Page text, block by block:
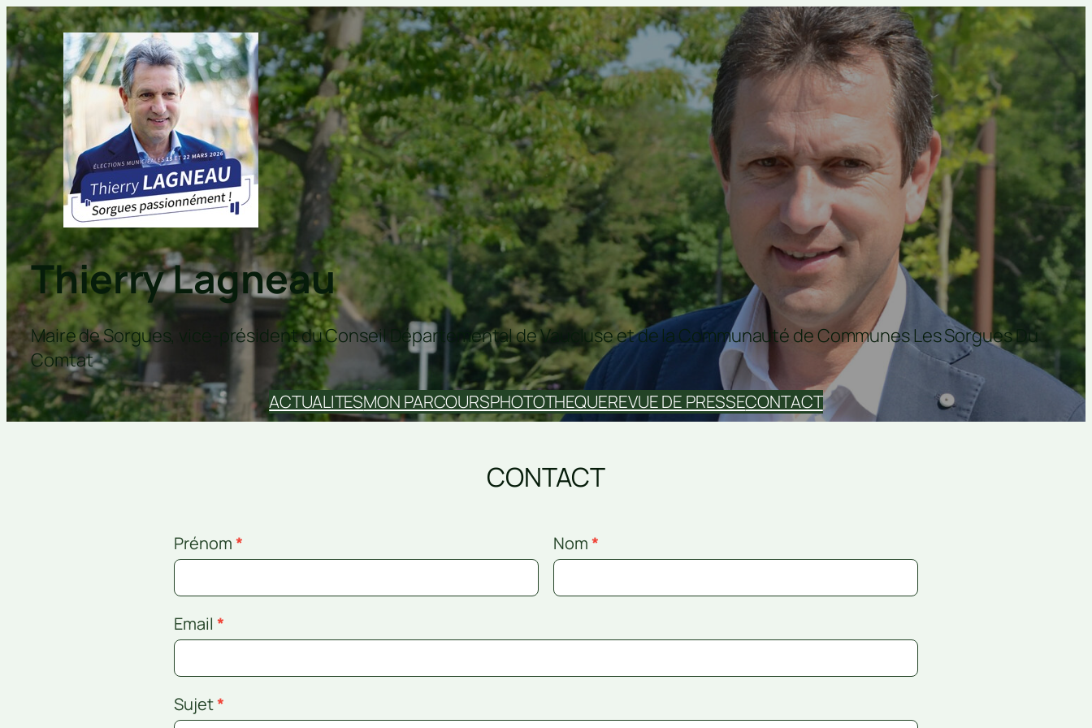
Thierry Lagneau
Maire de Sorgues, vice-président du Conseil Départemental de Vaucluse et de la Communauté de Communes Les Sorgues Du
Comtat
ACTUALITESMON PARCOURSPHOTOTHEQUEREVUE DE PRESSECONTACT
CONTACT
Contact
Prénom* Nom*
Email *
Sujet*